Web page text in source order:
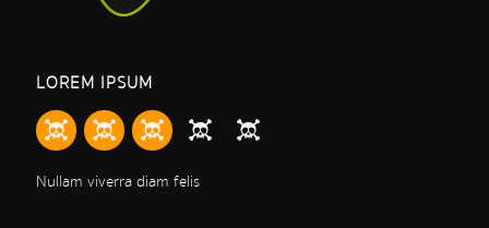
LOREM IPSUM
Nullam viverra diam felis